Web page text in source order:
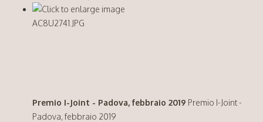
Premio I-Joint - Padova, febbraio 2019 Premio I-Joint -
Padova, febbraio 2019